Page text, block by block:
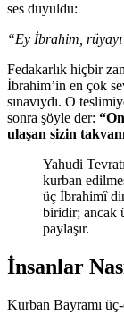
ses duyuldu:
“Ey İbrahim,
Fedakarlık hiçbir
İbrahim’in en çok
sınavıydı. O
sonra şöyle der:
ulaşan sizin
Yahudi
kurban
üç İbrahimî
biridir; ancak
paylaşır.
İnsanlar
Kurban Bayramı